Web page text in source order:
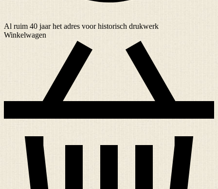
Al ruim 40 jaarhet adres voor historisch drukwerk
Winkelwagen